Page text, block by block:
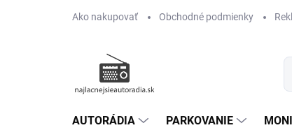
Ako nakupovať Obchodné podmienky
AUTORÁDIA PARKOVANIE